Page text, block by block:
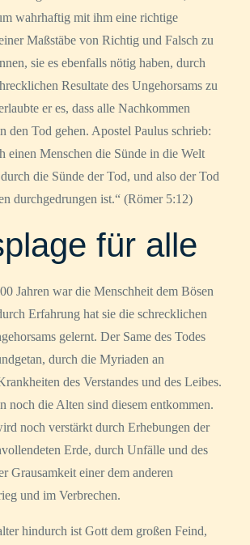
wahrhaftig mit ihm eine richtige
Maßstäbe von Richtig und Falsch zu
sie es ebenfalls nötig haben, durch
Resultate des Ungehorsams zu
er es, dass alle Nachkommen
den Tod gehen. Apostel Paulus schrieb:
einen Menschen die Sünde in die Welt
die Sünde der Tod, und also der Tod
durchgedrungen ist.“ (Römer 5:12)
für alle
Jahren war die Menschheit dem Bösen
Erfahrung hat sie die schrecklichen
gelernt. Der Same des Todes
durch die Myriaden an
des Verstandes und des Leibes.
noch die Alten sind diesem entkommen.
noch verstärkt durch Erhebungen der
Erde, durch Unfälle und des
Grausamkeit einer dem anderen
und im Verbrechen.
hindurch ist Gott dem großen Feind,